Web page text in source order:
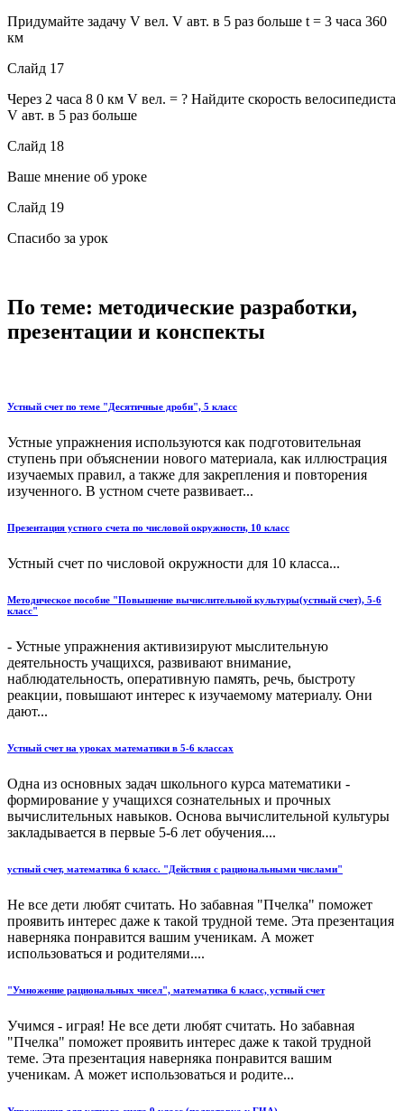
Придумайте задачу V вел. V авт. в 5 раз больше t = 3 часа 360
км
Слайд 17
Через 2 часа 8 0 км V вел. = ? Найдите скорость велосипедиста
V авт. в 5 раз больше
Слайд 18
Ваше мнение об уроке
Слайд 19
Спасибо за урок
По теме: методические разработки,
презентации и конспекты
Устный счет по теме "Десятичные дроби", 5 класс
Устные упражнения используются как подготовительная
ступень при объяснении нового материала, как иллюстрация
изучаемых правил, а также для закрепления и повторения
изученного. В устном счете развивает...
Презентация устного счета по числовой окружности, 10 класс
Устный счет по числовой окружности для 10 класса...
Методическое пособие "Повышение вычислительной культуры(устный счет), 5-6
класс"
- Устные упражнения активизируют мыслительную
деятельность учащихся, развивают внимание,
наблюдательность, оперативную память, речь, быстроту
реакции, повышают интерес к изучаемому материалу. Они
дают...
Устный счет на уроках математики в 5-6 классах
Одна из основных задач школьного курса математики -
формирование у учащихся сознательных и прочных
вычислительных навыков. Основа вычислительной культуры
закладывается в первые 5-6 лет обучения....
устный счет, математика 6 класс. "Действия с рациональными числами"
Не все дети любят считать. Но забавная "Пчелка" поможет
проявить интерес даже к такой трудной теме. Эта презентация
наверняка понравится вашим ученикам. А может
использоваться и родителями....
"Умножение рациональных чисел", математика 6 класс, устный счет
Учимся - играя! Не все дети любят считать. Но забавная
"Пчелка" поможет проявить интерес даже к такой трудной
теме. Эта презентация наверняка понравится вашим
ученикам. А может использоваться и родите...